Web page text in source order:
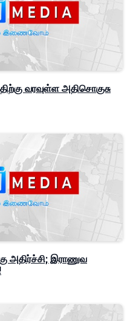
வரவுள்ள அதிசொகுசு
அதிர்ச்சி; இராணுவ